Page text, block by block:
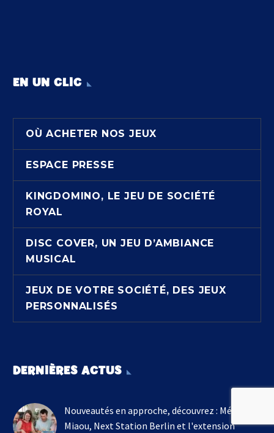
EN UN CLIC
OÙ ACHETER NOS JEUX
ESPACE PRESSE
KINGDOMINO, LE JEU DE SOCIÉTÉ
ROYAL
DISC COVER, UN JEU D’AMBIANCE
MUSICAL
JEUX DE VOTRE SOCIÉTÉ, DES JEUX
PERSONNALISÉS
DERNIÈRES ACTUS
Nouveautés en approche, découvrez : Méli
Miaou, Next Station Berlin et l'extension